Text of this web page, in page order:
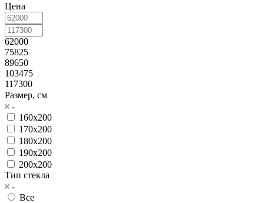
Цена
62000
75825
89650
103475
117300
Размер, см
160x200
170x200
180x200
190x200
200x200
Тип стекла
Все